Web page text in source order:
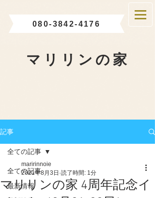
080-3842-4176
マリリンの家
記事
全ての記事
最新情報
全ての記事
マリリンの家 4周年記念イ
maririnnoie
2021年8月3日 読了時間: 1分